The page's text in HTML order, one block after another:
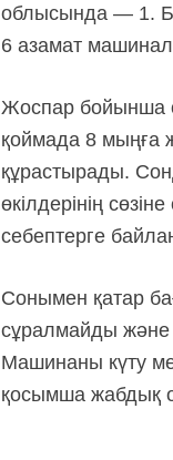
облысында — 1.
6 азамат
Жоспар бойынша
қоймада 8 мыңға
құрастырады.
өкілдерінің
себептерге
Сонымен қатар
сұралмайды және
Машинаны күту
қосымша жабдық